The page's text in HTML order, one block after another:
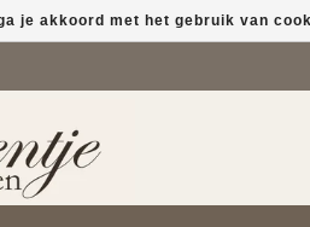
je akkoord met het gebruik van